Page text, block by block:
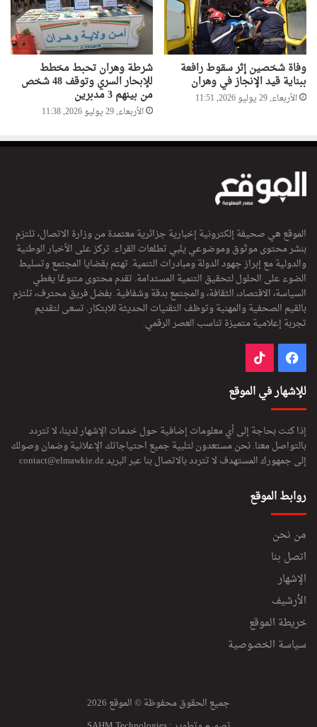
وفاة شخصين إثر سقوط رافعة
ببناية قيد الإنجاز في وهران
الأربعاء, 29 يوليو 2026, 11:51
شرطة وهران تحبط مخطط
للإبحار السري وتوقف 48 شخص
من بينهم 3 مدبرين
الأربعاء, 29 يوليو 2026, 11:38
الموقع هي صحيفة إلكترونية إخبارية جزائرية معتمدة من وزارة الاتصال، تلتزم
بنشر محتوى موثوق وموضوعي يلبي تطلعات القراء. تركز على الأخبار الوطنية
والدولية مع إبراز جهود الدولة ومبادرات التنمية. تهتم بقضايا المجتمع وتسليط
الضوء على الحلول لتحقيق التنمية المستدامة. تقدم محتوى متنوعًا يغطي
السياسة، الاقتصاد، الثقافة، والمجتمع بدقة وشفافية. بفضل فريق محترف، تلتزم
بالقيم الصحفية والمهنية وتوظف التقنيات الحديثة للابتكار. تسعى لتقديم
تجربة إعلامية متميزة تناسب العصر الرقمي.
فيسبوك
للإشهار في الموقع
إذا كنت بحاجة إلى أي معلومات إضافية حول خدمات الإشهار لدينا، لا تتردد
بالتواصل معنا. نحن مستعدون لتلبية جميع احتياجاتك الإعلانية وضمان وصولك
إلى جمهورك المستهدف لا تتردد بالاتصال بنا عبر البريدcontact@elmawkie.dz
روابط الموقع
من نحن
اتصل بنا
الإشهار
الأرشيف
خريطة الموقع
سياسة الخصوصية
جميع الحقوق محفوظة © الموقع 2026